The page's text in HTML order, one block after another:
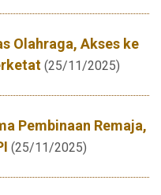
Olahraga, Akses ke
(25/11/2025)
Pembinaan Remaja,
(25/11/2025)